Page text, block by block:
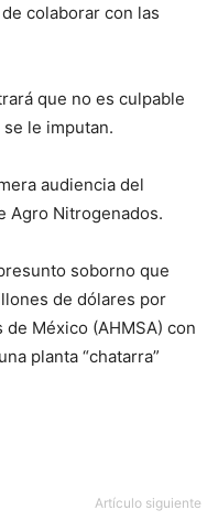
colaborar con las
que no es culpable
le imputan.
audiencia del
Agro Nitrogenados.
soborno que
de dólares por
México (AHMSA) con
planta “chatarra”
Artículo siguiente